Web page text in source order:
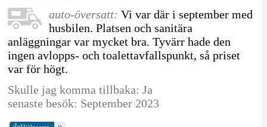
auto-översatt: Vi var där i september med
husbilen. Platsen och sanitära
anläggningar var mycket bra. Tyvärr hade den
ingen avlopps- och toalettavfallspunkt, så priset
var för högt.
Skulle jag komma tillbaka: Ja
senaste besök: September 2023